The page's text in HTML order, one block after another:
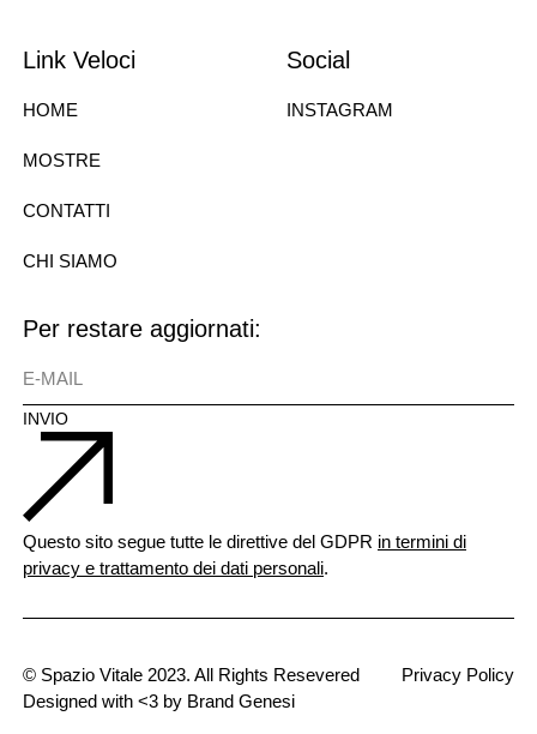
Link Veloci
HOME
MOSTRE
CONTATTI
CHI SIAMO
Social
INSTAGRAM
Per restare aggiornati:
E-MAIL
INVIO
Questo sito segue tutte le direttive del GDPR in termini di
privacy e trattamento dei dati personali.
© Spazio Vitale 2023. All Rights Resevered
Privacy Policy
Designed with <3 by Brand Genesi